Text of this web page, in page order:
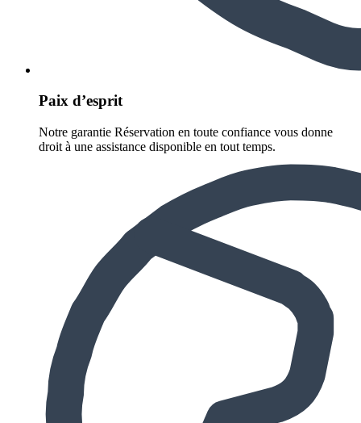
Paix d’esprit
Notre garantie Réservation en toute confiance vous donne
droit à une assistance disponible en tout temps.